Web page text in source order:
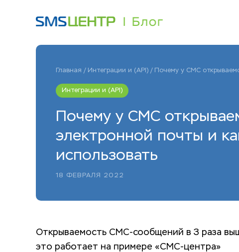
Главная / Интеграции и (API) / Почему у СМС
Интеграции и (API)
Почему у СМС
электронной почты и
использовать
18 ФЕВРАЛЯ 2022
Открываемость СМС-сообщений в 3 раза
это работает на примере «СМС-центра»